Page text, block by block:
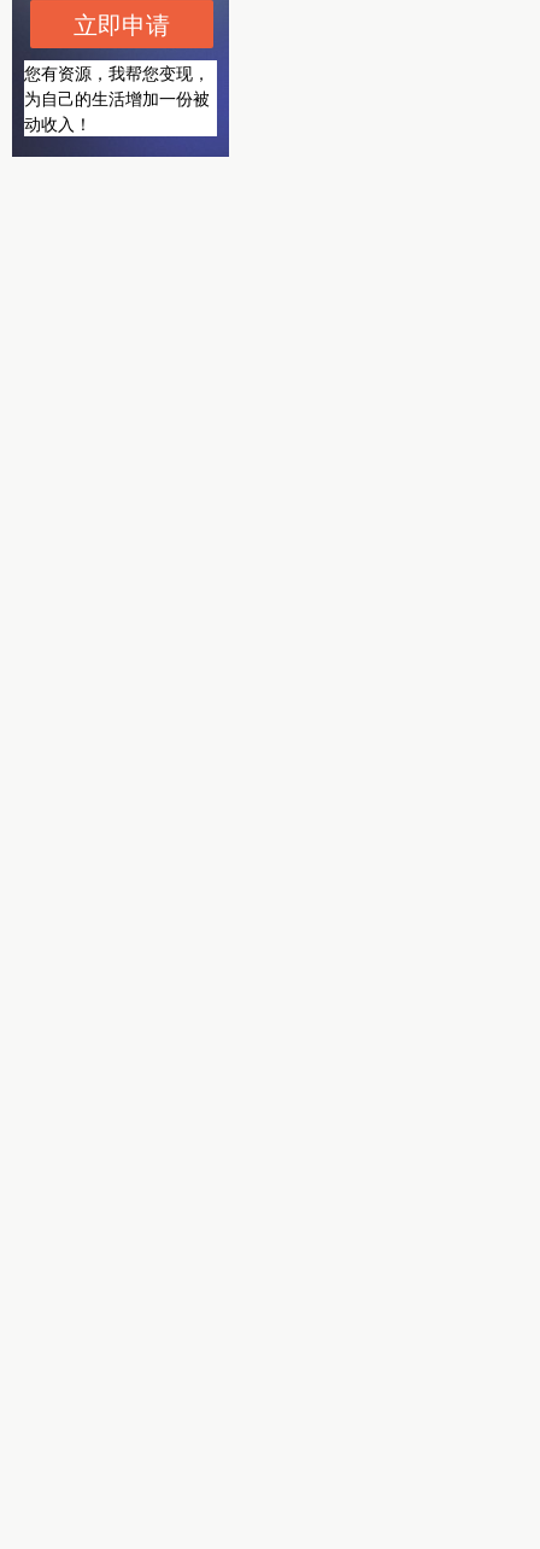
立即申请
您有资源，我帮您变现，
为自己的生活增加一份被
动收入！